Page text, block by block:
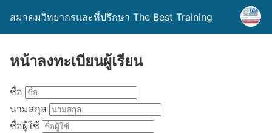
สมาคมวิทยากรและที่ปรึกษา The Best Training
หน้าลงทะเบียนผู้เรียน
ชื่อ
นามสกุล
ชื่อผู้ใช้